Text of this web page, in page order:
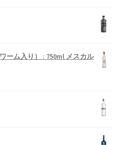
ーム入り） : 750ml メスカル